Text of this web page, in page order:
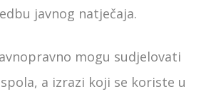
javnog natječaja.
mogu sudjelovati
a izrazi koji se koriste u